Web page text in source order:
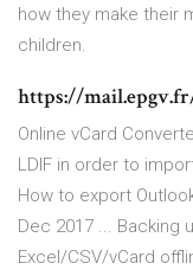
how they make their
children.
https://
Online vCard
LDIF in order to
How to export
Dec 2017 ... Backing
Excel/CSV/vCard